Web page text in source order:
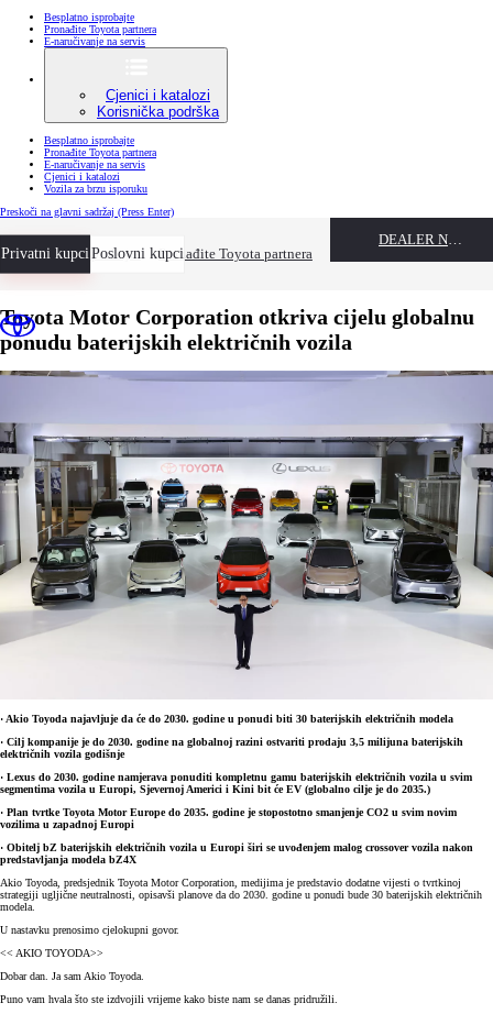
Besplatno isprobajte
Pronađite Toyota partnera
E-naručivanje na servis
Cjenici i katalozi
Korisnička podrška
Besplatno isprobajte
Pronađite Toyota partnera
E-naručivanje na servis
Cjenici i katalozi
Vozila za brzu isporuku
Preskoči na glavni sadržaj (Press Enter)
Privatni kupciPoslovni kupci
Besplatno isprobajte Pronađite Toyota partnera
DEALER NAME
Toyota Motor Corporation otkriva cijelu globalnu
ponudu baterijskih električnih vozila
· Akio Toyoda najavljuje da će do 2030. godine u ponudi biti 30 baterijskih električnih modela
· Cilj kompanije je do 2030. godine na globalnoj razini ostvariti prodaju 3,5 milijuna baterijskih
električnih vozila godišnje
· Lexus do 2030. godine namjerava ponuditi kompletnu gamu baterijskih električnih vozila u svim
segmentima vozila u Europi, Sjevernoj Americi i Kini bit će EV (globalno cilje je do 2035.)
· Plan tvrtke Toyota Motor Europe do 2035. godine je stopostotno smanjenje CO2 u svim novim
vozilima u zapadnoj Europi
· Obitelj bZ baterijskih električnih vozila u Europi širi se uvođenjem malog crossover vozila nakon
predstavljanja modela bZ4X
Akio Toyoda, predsjednik Toyota Motor Corporation, medijima je predstavio dodatne vijesti o tvrtkinoj
strategiji ugljične neutralnosti, opisavši planove da do 2030. godine u ponudi bude 30 baterijskih električnih
modela.
U nastavku prenosimo cjelokupni govor.
<< AKIO TOYODA>>
Dobar dan. Ja sam Akio Toyoda.
Puno vam hvala što ste izdvojili vrijeme kako biste nam se danas pridružili.